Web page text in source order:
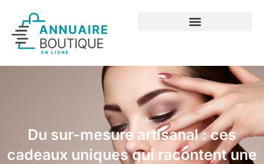
Du sur-mesure artisanal : ces
cadeaux uniques qui racontent une